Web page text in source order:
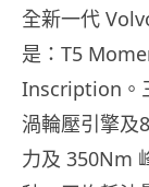
全新一代
是： T5
Inscription
渦輪壓引擎及8
力及 350Nm